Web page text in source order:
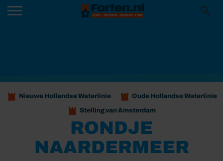
Nieuwe Hollandse Waterlinie Oude Hollandse Waterlinie
Stelling van Amsterdam
RONDJE
NAARDERMEER